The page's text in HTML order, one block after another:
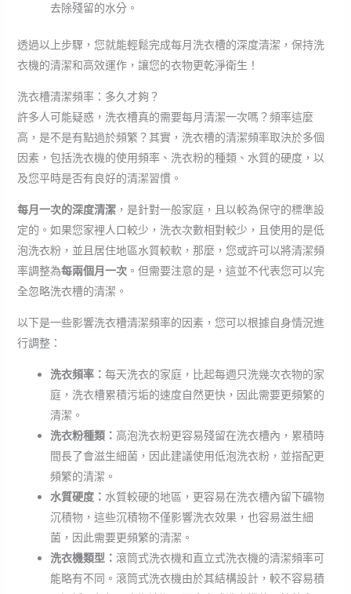
去除殘留的水分。
透過以上步驟，您就能輕鬆完成每月洗衣槽的深度清潔，保持洗
衣機的清潔和高效運作，讓您的衣物更乾淨衛生！
洗衣槽清潔頻率：多久才夠？
許多人可能疑惑，洗衣槽真的需要每月清潔一次嗎？頻率這麼
高，是不是有點過於頻繁？其實，洗衣槽的清潔頻率取決於多個
因素，包括洗衣機的使用頻率、洗衣粉的種類、水質的硬度，以
及您平時是否有良好的清潔習慣。
每月一次的深度清潔，是針對一般家庭，且以較為保守的標準設
定的。如果您家裡人口較少，洗衣次數相對較少，且使用的是低
泡洗衣粉，並且居住地區水質較軟，那麼，您或許可以將清潔頻
率調整為每兩個月一次。但需要注意的是，這並不代表您可以完
全忽略洗衣槽的清潔。
以下是一些影響洗衣槽清潔頻率的因素，您可以根據自身情況進
行調整：
洗衣頻率： 每天洗衣的家庭，比起每週只洗幾次衣物的家
庭，洗衣槽累積污垢的速度自然更快，因此需要更頻繁的
清潔。
洗衣粉種類： 高泡洗衣粉更容易殘留在洗衣槽內，累積時
間長了會滋生細菌，因此建議使用低泡洗衣粉，並搭配更
頻繁的清潔。
水質硬度： 水質較硬的地區，更容易在洗衣槽內留下礦物
沉積物，這些沉積物不僅影響洗衣效果，也容易滋生細
菌，因此需要更頻繁的清潔。
洗衣機類型： 滾筒式洗衣機和直立式洗衣機的清潔頻率可
能略有不同。滾筒式洗衣機由於其結構設計，較不容易積